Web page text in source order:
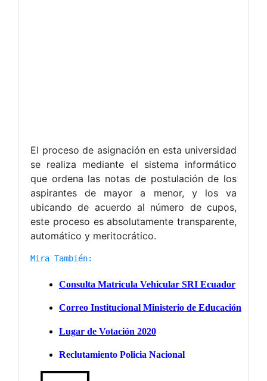
El proceso de asignación en esta universidad
se realiza mediante el sistema informático
que ordena las notas de postulación de los
aspirantes de mayor a menor, y los va
ubicando de acuerdo al número de cupos,
este proceso es absolutamente transparente,
automático y meritocrático.
Mira También: